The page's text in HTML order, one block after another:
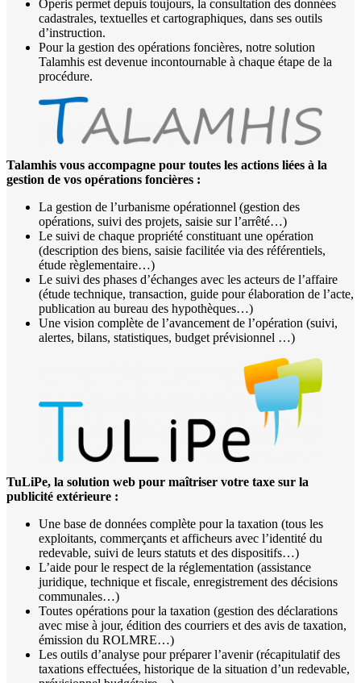
Operis permet depuis toujours, la consultation des données
cadastrales, textuelles et cartographiques, dans ses outils
d’instruction.
Pour la gestion des opérations foncières, notre solution
Talamhis est devenue incontournable à chaque étape de la
procédure.
Talamhis vous accompagne pour toutes les actions liées à la
gestion de vos opérations foncières :
La gestion de l’urbanisme opérationnel (gestion des
opérations, suivi des projets, saisie sur l’arrêté…)
Le suivi de chaque propriété constituant une opération
(description des biens, saisie facilitée via des référentiels,
étude règlementaire…)
Le suivi des phases d’échanges avec les acteurs de l’affaire
(étude technique, transaction, guide pour élaboration de l’acte,
publication au bureau des hypothèques…)
Une vision complète de l’avancement de l’opération (suivi,
alertes, bilans, statistiques, budget prévisionnel …)
TuLiPe, la solution web pour maîtriser votre taxe sur la
publicité extérieure :
Une base de données complète pour la taxation (tous les
exploitants, commerçants et afficheurs avec l’identité du
redevable, suivi de leurs statuts et des dispositifs…)
L’aide pour le respect de la réglementation (assistance
juridique, technique et fiscale, enregistrement des décisions
communales…)
Toutes opérations pour la taxation (gestion des déclarations
avec mise à jour, édition des courriers et des avis de taxation,
émission du ROLMRE…)
Les outils d’analyse pour préparer l’avenir (récapitulatif des
taxations effectuées, historique de la situation d’un redevable,